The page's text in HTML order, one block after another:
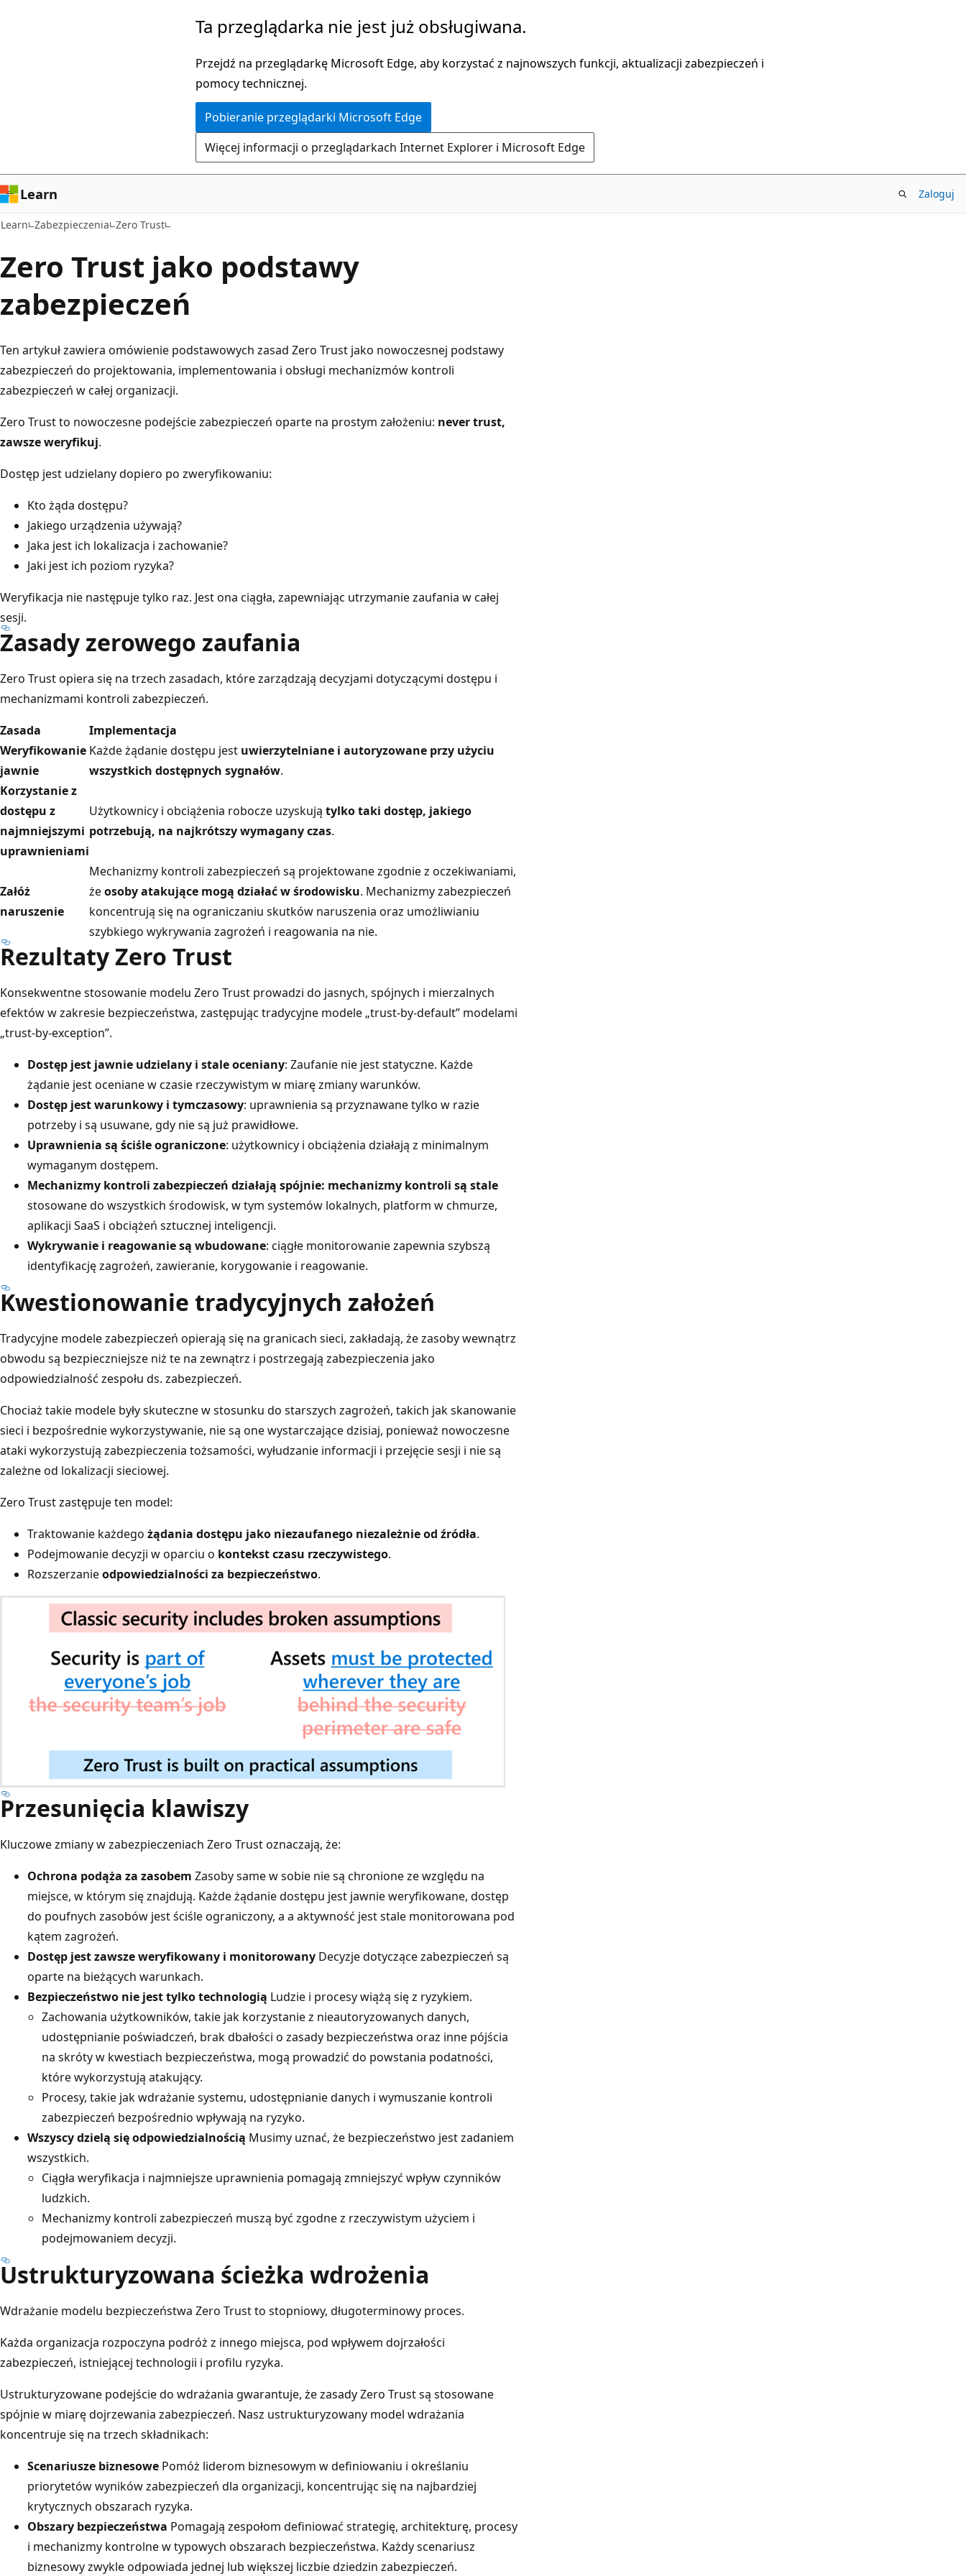
Ta przeglądarka nie jest już obsługiwana.
Przejdź na przeglądarkę Microsoft Edge, aby korzystać z najnowszych funkcji, aktualizacji zabezpieczeń i
pomocy technicznej.
Pobieranie przeglądarki Microsoft Edge
Więcej informacji o przeglądarkach Internet Explorer i Microsoft Edge
Learn Zaloguj
Learn Zabezpieczenia Zero Trust
Zero Trust jako podstawy
zabezpieczeń
Ten artykuł zawiera omówienie podstawowych zasad Zero Trust jako nowoczesnej podstawy
zabezpieczeń do projektowania, implementowania i obsługi mechanizmów kontroli
zabezpieczeń w całej organizacji.
Zero Trust to nowoczesne podejście zabezpieczeń oparte na prostym założeniu: never trust,
zawsze weryfikuj.
Dostęp jest udzielany dopiero po zweryfikowaniu:
Kto żąda dostępu?
Jakiego urządzenia używają?
Jaka jest ich lokalizacja i zachowanie?
Jaki jest ich poziom ryzyka?
Weryfikacja nie następuje tylko raz. Jest ona ciągła, zapewniając utrzymanie zaufania w całej
sesji.
Zasady zerowego zaufania
Zero Trust opiera się na trzech zasadach, które zarządzają decyzjami dotyczącymi dostępu i
mechanizmami kontroli zabezpieczeń.
Zasada
Implementacja
Weryfikowanie
jawnie
Każde żądanie dostępu jest uwierzytelniane i autoryzowane przy użyciu
wszystkich dostępnych sygnałów.
Korzystanie z
dostępu z
najmniejszymi
uprawnieniami
Użytkownicy i obciążenia robocze uzyskują tylko taki dostęp, jakiego
potrzebują, na najkrótszy wymagany czas.
Załóż
naruszenie
Mechanizmy kontroli zabezpieczeń są projektowane zgodnie z oczekiwaniami,
żeosoby atakujące mogą działać w środowisku. Mechanizmy zabezpieczeń
koncentrują się na ograniczaniu skutków naruszenia oraz umożliwianiu
szybkiego wykrywania zagrożeń i reagowania na nie.
Rezultaty Zero Trust
Konsekwentne stosowanie modelu Zero Trust prowadzi do jasnych, spójnych i mierzalnych
efektów w zakresie bezpieczeństwa, zastępując tradycyjne modele „trust-by-default” modelami
„trust-by-exception”.
Dostęp jest jawnie udzielany i stale oceniany: Zaufanie nie jest statyczne. Każde
żądanie jest oceniane w czasie rzeczywistym w miarę zmiany warunków.
Dostęp jest warunkowy i tymczasowy: uprawnienia są przyznawane tylko w razie
potrzeby i są usuwane, gdy nie są już prawidłowe.
Uprawnienia są ściśle ograniczone: użytkownicy i obciążenia działają z minimalnym
wymaganym dostępem.
Mechanizmy kontroli zabezpieczeń działają spójnie: mechanizmy kontroli są stale
stosowane do wszystkich środowisk, w tym systemów lokalnych, platform w chmurze,
aplikacji SaaS i obciążeń sztucznej inteligencji.
Wykrywanie i reagowanie są wbudowane: ciągłe monitorowanie zapewnia szybszą
identyfikację zagrożeń, zawieranie, korygowanie i reagowanie.
Kwestionowanie tradycyjnych założeń
Tradycyjne modele zabezpieczeń opierają się na granicach sieci, zakładają, że zasoby wewnątrz
obwodu są bezpieczniejsze niż te na zewnątrz i postrzegają zabezpieczenia jako
odpowiedzialność zespołu ds. zabezpieczeń.
Chociaż takie modele były skuteczne w stosunku do starszych zagrożeń, takich jak skanowanie
sieci i bezpośrednie wykorzystywanie, nie są one wystarczające dzisiaj, ponieważ nowoczesne
ataki wykorzystują zabezpieczenia tożsamości, wyłudzanie informacji i przejęcie sesji i nie są
zależne od lokalizacji sieciowej.
Zero Trust zastępuje ten model:
Traktowanie każdego żądania dostępu jako niezaufanego niezależnie od źródła.
Podejmowanie decyzji w oparciu o kontekst czasu rzeczywistego.
Rozszerzanieodpowiedzialności za bezpieczeństwo.
Przesunięcia klawiszy
Kluczowe zmiany w zabezpieczeniach Zero Trust oznaczają, że:
Ochrona podąża za zasobem Zasoby same w sobie nie są chronione ze względu na
miejsce, w którym się znajdują. Każde żądanie dostępu jest jawnie weryfikowane, dostęp
do poufnych zasobów jest ściśle ograniczony, a a aktywność jest stale monitorowana pod
kątem zagrożeń.
Dostęp jest zawsze weryfikowany i monitorowany Decyzje dotyczące zabezpieczeń są
oparte na bieżących warunkach.
Bezpieczeństwo nie jest tylko technologią Ludzie i procesy wiążą się z ryzykiem.
Zachowania użytkowników, takie jak korzystanie z nieautoryzowanych danych,
udostępnianie poświadczeń, brak dbałości o zasady bezpieczeństwa oraz inne pójścia
na skróty w kwestiach bezpieczeństwa, mogą prowadzić do powstania podatności,
które wykorzystują atakujący.
Procesy, takie jak wdrażanie systemu, udostępnianie danych i wymuszanie kontroli
zabezpieczeń bezpośrednio wpływają na ryzyko.
Wszyscy dzielą się odpowiedzialnością Musimy uznać, że bezpieczeństwo jest zadaniem
wszystkich.
Ciągła weryfikacja i najmniejsze uprawnienia pomagają zmniejszyć wpływ czynników
ludzkich.
Mechanizmy kontroli zabezpieczeń muszą być zgodne z rzeczywistym użyciem i
podejmowaniem decyzji.
Ustrukturyzowana ścieżka wdrożenia
Wdrażanie modelu bezpieczeństwa Zero Trust to stopniowy, długoterminowy proces.
Każda organizacja rozpoczyna podróż z innego miejsca, pod wpływem dojrzałości
zabezpieczeń, istniejącej technologii i profilu ryzyka.
Ustrukturyzowane podejście do wdrażania gwarantuje, że zasady Zero Trust są stosowane
spójnie w miarę dojrzewania zabezpieczeń. Nasz ustrukturyzowany model wdrażania
koncentruje się na trzech składnikach:
Scenariusze biznesowe Pomóż liderom biznesowym w definiowaniu i określaniu
priorytetów wyników zabezpieczeń dla organizacji, koncentrując się na najbardziej
krytycznych obszarach ryzyka.
Obszary bezpieczeństwa Pomagają zespołom definiować strategię, architekturę, procesy
i mechanizmy kontrolne w typowych obszarach bezpieczeństwa. Każdy scenariusz
biznesowy zwykle odpowiada jednej lub większej liczbie dziedzin zabezpieczeń.